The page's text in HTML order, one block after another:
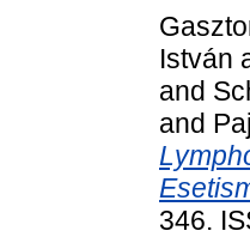
István
and
and
346.